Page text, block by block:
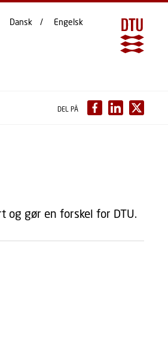
Dansk Engelsk
DEL PÅ
og gør en forskel for DTU.